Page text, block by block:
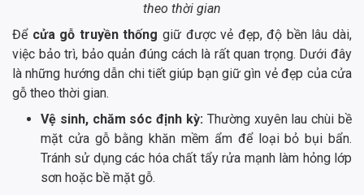
theo thời gian
Để cửa gỗ truyền thống giữ được vẻ đẹp, độ bền lâu dài,
việc bảo trì, bảo quản đúng cách là rất quan trọng. Dưới đây
là những hướng dẫn chi tiết giúp bạn giữ gìn vẻ đẹp của cửa
gỗ theo thời gian.
Vệ sinh, chăm sóc định kỳ: Thường xuyên lau chùi bề
mặt cửa gỗ bằng khăn mềm ẩm để loại bỏ bụi bẩn.
Tránh sử dụng các hóa chất tẩy rửa mạnh làm hỏng lớp
sơn hoặc bề mặt gỗ.